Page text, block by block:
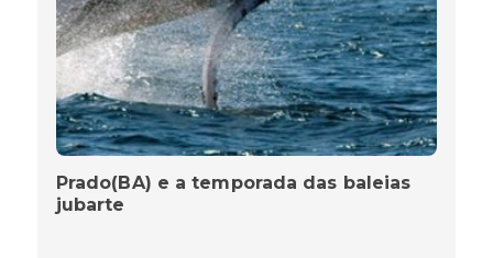
Prado(BA) e a temporada das baleias
jubarte